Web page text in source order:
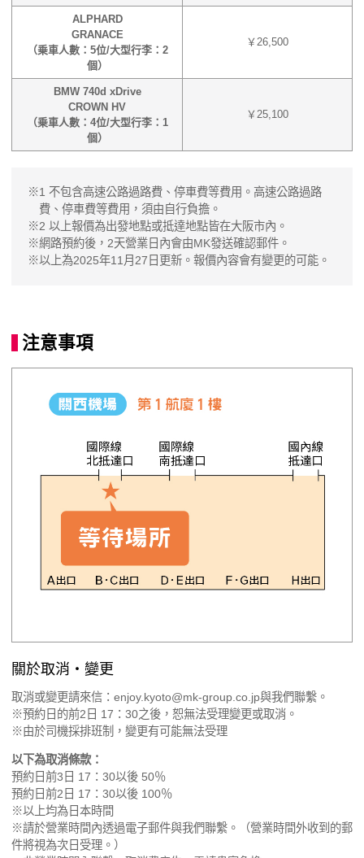
ALPHARD
GRANACE
（乗車人數：5位/大型行李：2
個）
￥26,500
BMW 740d xDrive
CROWN HV
（乗車人數：4位/大型行李：1
個）
￥25,100
※1 不包含高速公路過路費、停車費等費用。高速公路過路
費、停車費等費用，須由自行負擔。
※2 以上報價為出發地點或抵達地點皆在大阪市內。
※網路預約後，2天營業日內會由MK發送確認郵件。
※以上為2025年11月27日更新。報價內容會有變更的可能。
注意事項
關於取消・變更
取消或變更請來信：enjoy.kyoto@mk-group.co.jp與我們聯繫。
※預約日的前2日 17：30之後，恕無法受理變更或取消。
※由於司機採排班制，變更有可能無法受理
以下為取消條款：
預約日前3日 17：30以後 50％
預約日前2日 17：30以後 100％
※以上均為日本時間
※請於營業時間內透過電子郵件與我們聯繫。（營業時間外收到的郵
件將視為次日受理。）